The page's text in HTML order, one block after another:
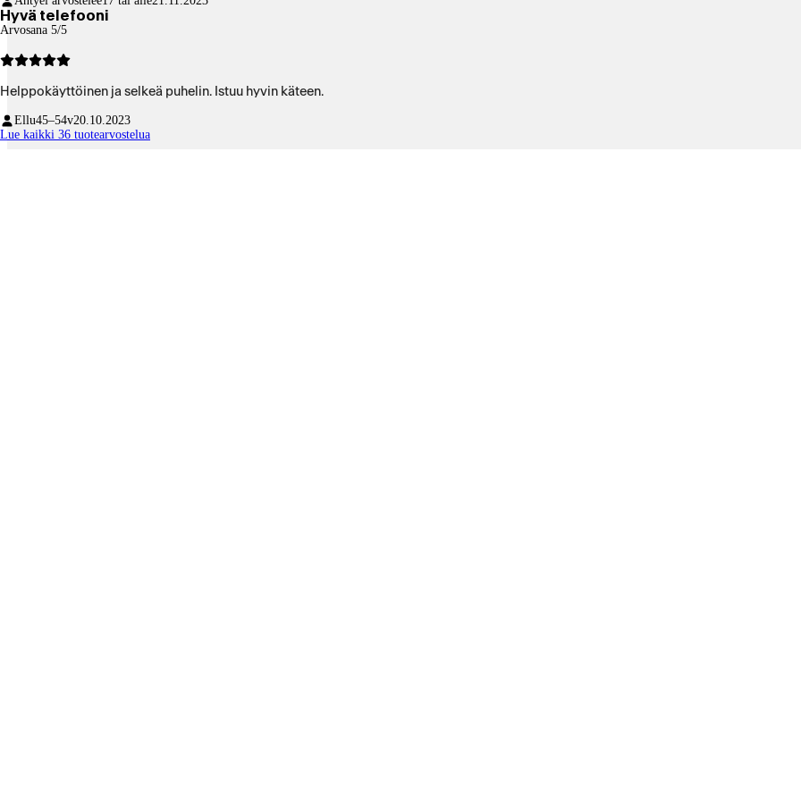
Hyvä telefooni
Arvosana 5/5
Helppokäyttöinen ja selkeä puhelin. Istuu hyvin käteen.
Ellu45–54v20.10.2023
Lue kaikki 36 tuotearvostelua